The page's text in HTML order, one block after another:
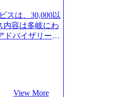
コンサルは終わ
(https://www.b
るぼし認定を取
3520247)
る環境 【コン
チャレンジで
休みの完全週休
日） 有給休暇は
給休暇の残日
す。 【育児や
3月31日までの
スは、30,000以
内容は多岐にわ
ドバイザリーな
取り込むスキ
業界のリー
ながら自己成
View More